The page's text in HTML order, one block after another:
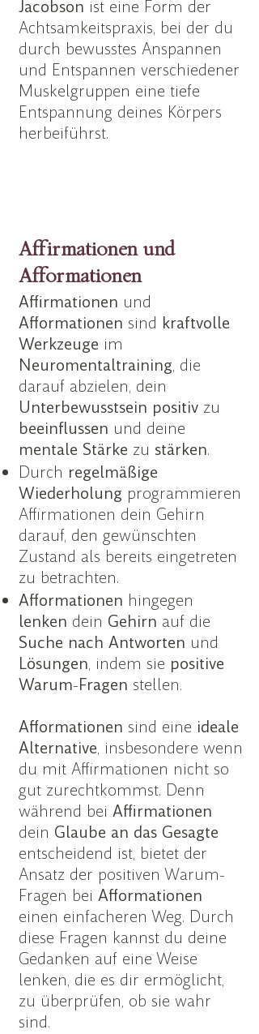
Jacobson ist eine Form der
Achtsamkeitspraxis, bei der du
durch bewusstes Anspannen
und Entspannen verschiedener
Muskelgruppen eine tiefe
Entspannung deines Körpers
herbeiführst.
Affirmationen und
Afformationen
Affirmationen und
Afformationen sind kraftvolle
Werkzeuge im
Neuromentaltraining, die
darauf abzielen, dein
Unterbewusstsein positivzu
beeinflussen und deine
mentale Stärke zu stärken.
Durch regelmäßige
Wiederholung programmieren
Affirmationen dein Gehirn
darauf, den gewünschten
Zustand als bereits eingetreten
zu betrachten.
Afformationen hingegen
lenken dein Gehirn auf die
Suche nach Antworten und
Lösungen, indem sie positive
Warum-Fragen stellen.
Afformationen sind eine ideale
Alternative, insbesondere wenn
du mit Affirmationen nicht so
gut zurechtkommst. Denn
während bei Affirmationen
dein Glaube an das Gesagte
entscheidend ist, bietet der
Ansatz der positiven Warum-
Fragen bei Afformationen
einen einfacheren Weg. Durch
diese Fragen kannst du deine
Gedanken auf eine Weise
lenken, die es dir ermöglicht,
zu überprüfen, ob sie wahr
sind.